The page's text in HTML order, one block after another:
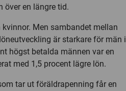
över en längre tid.
Men sambandet mellan
är starkare för män i
högst betalda männen var en
med 1,5 procent lägre lön.
tar ut föräldrapenning får en